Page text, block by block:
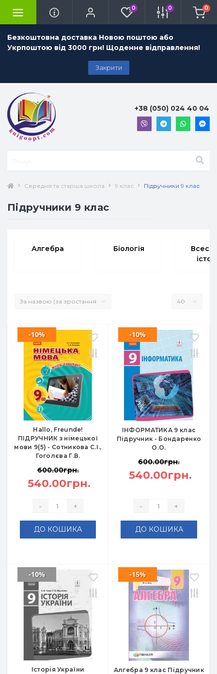
Безкоштовна доставка Новою поштою або
Укрпоштою від 3000 грн! Щоденне відправлення!
Закрити
0 0 0
+38 (050) 024 40 04
Середня та старша школа 9 клас Підручники 9 клас
Підручники 9 клас
Алгебра Біологія
Hallo, Freunde!
ПІДРУЧНИК з німецької
мови 9(5) - Сотникова С.І.,
Гоголєва Г.В.
-10%
600.00грн.
540.00грн.
- +
ДО КОШИКА
ІНФОРМАТИКА 9 клас
Підручник - Бондаренко
О.О.
-10%
600.00грн.
540.00грн.
- +
ДО КОШИКА
Історія України
-10%
Алгебра 9 клас Підручник
-15%